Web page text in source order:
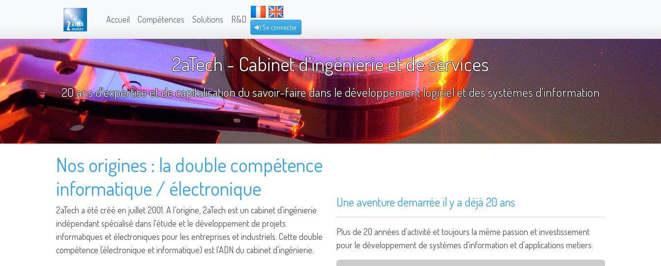
Accueil Compétences Solutions R&D
Se connecter
2aTech - Cabinet d'ingénierie et de services
20 ans d'expertise et de capitalisation du savoir-faire dans le développement logiciel et des systèmes d'information
Nos origines : la double compétence
informatique / électronique
2aTech a été créé en juillet 2001. A l’origine, 2aTech est un cabinet d'ingénierie
indépendant spécialisé dans l'étude et le développement de projets
informatiques et électroniques pour les entreprises et industriels. Cette double
compétence (électronique et informatique) est l’ADN du cabinet d’ingénierie.
Une aventure demarrée il y a déjà 20 ans
Plus de 20 années d'activité et toujours la même passion et investissement
pour le développement de systèmes d'information et d'applications metiers.